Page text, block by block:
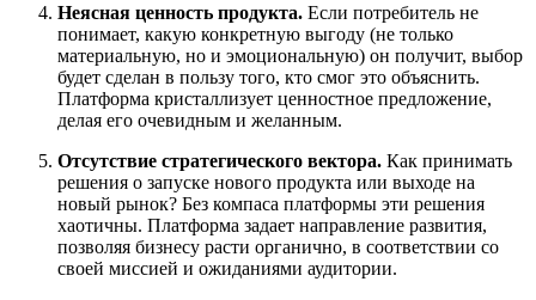
Неясная ценность продукта. Если потребитель не
понимает, какую конкретную выгоду (не только
материальную, но и эмоциональную) он получит, выбор
будет сделан в пользу того, кто смог это объяснить.
Платформа кристаллизует ценностное предложение,
делая его очевидным и желанным.
Отсутствие стратегического вектора. Как принимать
решения о запуске нового продукта или выходе на
новый рынок? Без компаса платформы эти решения
хаотичны. Платформа задает направление развития,
позволяя бизнесу расти органично, в соответствии со
своей миссией и ожиданиями аудитории.